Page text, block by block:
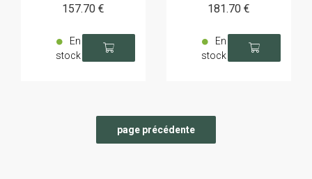
157.70 €
En
stock
181.70 €
En
stock